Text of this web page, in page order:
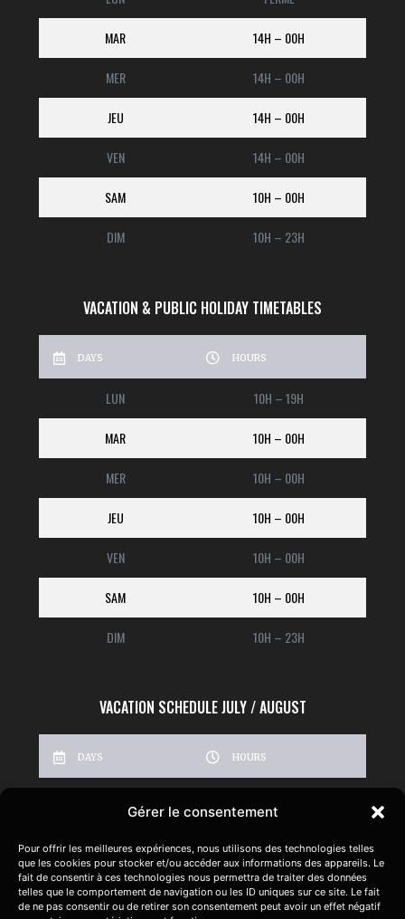
Gérer le consentement
Pour offrir les meilleures expériences, nous utilisons des technologies telles
que les cookies pour stocker et/ou accéder aux informations des appareils. Le
fait de consentir à ces technologies nous permettra de traiter des données
telles que le comportement de navigation ou les ID uniques sur ce site. Le fait
de ne pas consentir ou de retirer son consentement peut avoir un effet négatif
MAR 14H – 00H
MER 14H – 00H
JEU 14H – 00H
VEN 14H – 00H
SAM 10H – 00H
DIM 10H – 23H
VACATION & PUBLIC HOLIDAY TIMETABLES
DAYS HOURS
LUN 10H – 19H
MAR 10H – 00H
MER 10H – 00H
JEU 10H – 00H
VEN 10H – 00H
SAM 10H – 00H
DIM 10H – 23H
VACATION SCHEDULE JULY / AUGUST
DAYS HOURS
MER 14H – 00H